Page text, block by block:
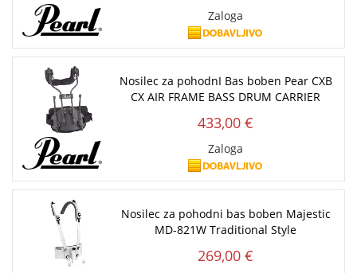
Zaloga
Nosilec za pohodnI Bas boben Pear CXB
CX AIR FRAME BASS DRUM CARRIER
433,00 €
Zaloga
Nosilec za pohodni bas boben Majestic
MD-821W Traditional Style
269,00 €